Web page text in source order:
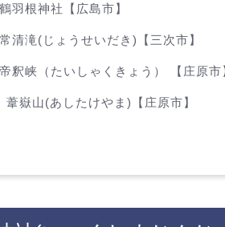
羽根神社【広島市】
清滝(じょうせいだき)【三次市】
釈峡（たいしゃくきょう） 【庄原市
嶽山(あしたけやま)【庄原市】